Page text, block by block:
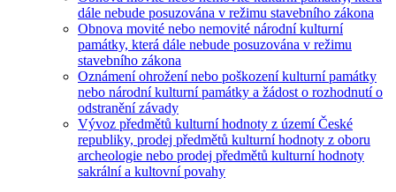
dále nebude posuzována v režimu stavebního zákona
Obnova movité nebo nemovité národní kulturní
památky, která dále nebude posuzována v režimu
stavebního zákona
Oznámení ohrožení nebo poškození kulturní památky
nebo národní kulturní památky a žádost o rozhodnutí o
odstranění závady
Vývoz předmětů kulturní hodnoty z území České
republiky, prodej předmětů kulturní hodnoty z oboru
archeologie nebo prodej předmětů kulturní hodnoty
sakrální a kultovní povahy